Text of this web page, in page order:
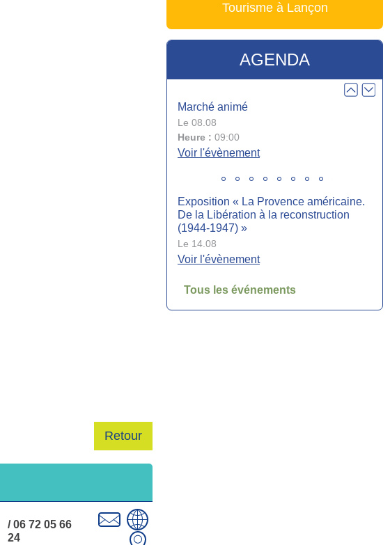
Retour
/ 06 72 05 66
24
Tourisme à Lançon
AGENDA
Réunion d’information mutuelle AXA
Le 13.10
Heure :18:00
Voir l'évènement
Marché animé
Le 08.08
Heure : 09:00
Voir l'évènement
Exposition « La Provence américaine.
De la Libération à la reconstruction
(1944-1947) »
Le 14.08
Voir l'évènement
Collecte de sang jeudi 20 août de 15h
Tous les événements